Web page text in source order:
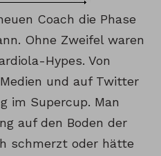
Coach die Phase
Ohne Zweifel waren
Hypes. Von
und auf Twitter
im Supercup. Man
auf den Boden der
schmerzt oder hätte